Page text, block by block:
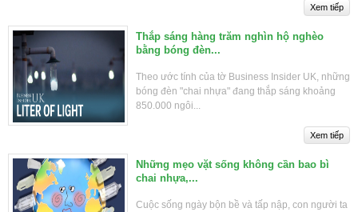
Thắp sáng hàng trăm nghìn hộ nghèo
bằng bóng đèn...
Theo ước tính của tờ Business Insider UK, những
bóng đèn "chai nhựa" đang thắp sáng khoảng
850.000 ngôi...
Những mẹo vặt sống không cần bao bì
chai nhựa,...
Cuộc sống ngày bộn bề và tấp nập, con người ta